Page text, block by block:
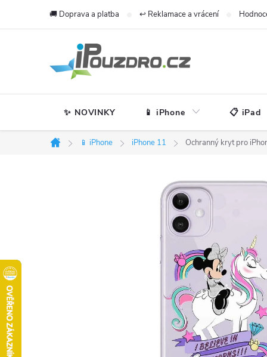
🚚 Doprava a platba ↩️ Reklamace a vrácení
✨ NOVINKY 📱 iPhone 📋 iPad
Domů
📱 iPhone iPhone 11 Ochranný kryt pro